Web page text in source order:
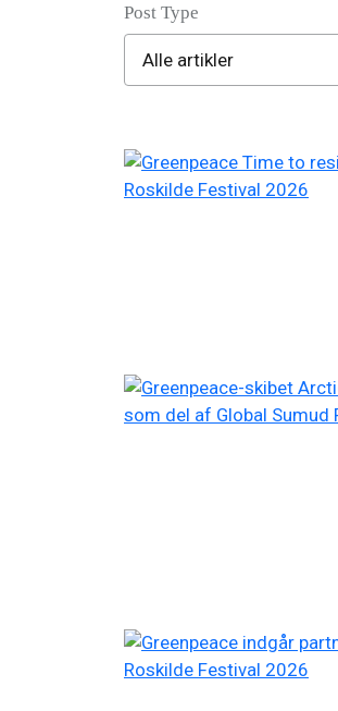
Filter posts
Post Type
Filtered results